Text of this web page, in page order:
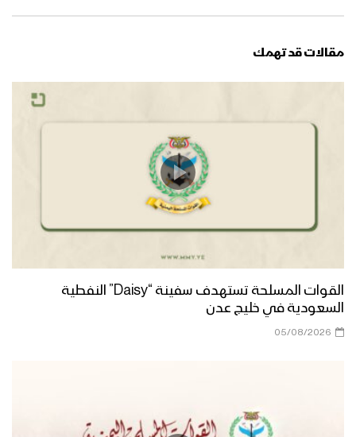
مقالات قد تهمك
القوات المسلحة تستهدف سفينة “Daisy” النفطية
السعودية في خليج عدن
05/08/2026